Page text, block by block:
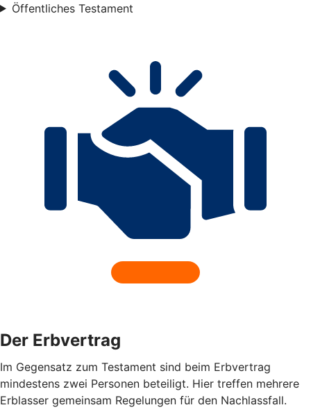
Öffentliches Testament
Der Erbvertrag
Im Gegensatz zum Testament sind beim Erbvertrag
mindestens zwei Personen beteiligt. Hier treffen mehrere
Erblasser gemeinsam Regelungen für den Nachlassfall.